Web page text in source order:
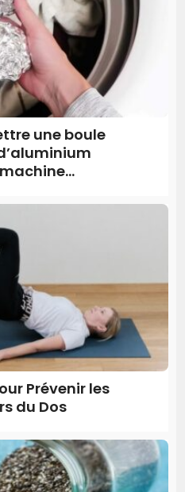
une boule
Prévenir les
du Dos